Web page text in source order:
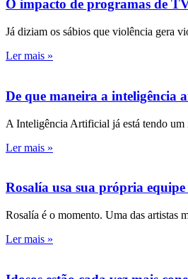
O impacto de programas de
Já diziam os sábios que violência gera
Ler mais »
De que maneira a inteligência
A Inteligência Artificial já está tendo um
Ler mais »
Rosalía usa sua própria
Rosalía é o momento. Uma das artistas
Ler mais »